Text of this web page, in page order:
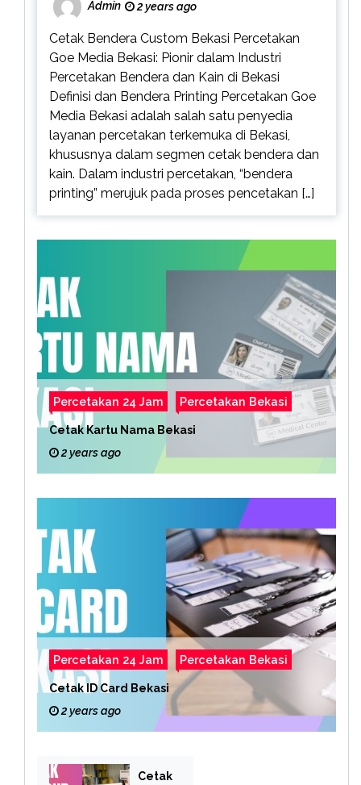
Admin 2 years ago
Cetak Bendera Custom Bekasi Percetakan
Goe Media Bekasi: Pionir dalam Industri
Percetakan Bendera dan Kain di Bekasi
Definisi dan Bendera Printing Percetakan Goe
Media Bekasi adalah salah satu penyedia
layanan percetakan terkemuka di Bekasi,
khususnya dalam segmen cetak bendera dan
kain. Dalam industri percetakan, “bendera
printing” merujuk pada proses pencetakan […]
Percetakan 24 Jam Percetakan Bekasi
Cetak Kartu Nama Bekasi
2 years ago
Percetakan 24 Jam Percetakan Bekasi
Cetak ID Card Bekasi
2 years ago
Cetak